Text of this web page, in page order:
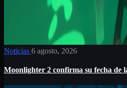
Noticias 6 agosto, 2026
Moonlighter 2 confirma su fecha de